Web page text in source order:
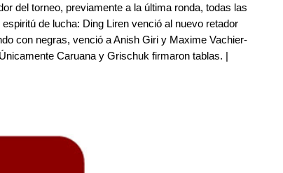
del torneo, previamente a la última ronda, todas las
de lucha: Ding Liren venció al nuevo retador
con negras, venció a Anish Giri y Maxime Vachier-
Caruana y Grischuk firmaron tablas. |